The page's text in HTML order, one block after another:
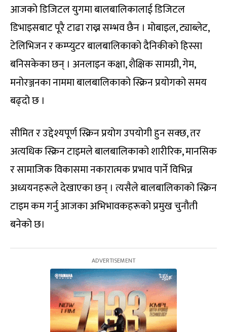
आजको डिजिटल युगमा बालबालिकालाई डिजिटल
डिभाइसबाट पूरै टाढा राख्न सम्भव छैन । मोबाइल, ट्याब्लेट,
टेलिभिजन र कम्प्युटर बालबालिकाको दैनिकीको हिस्सा
बनिसकेका छन् । अनलाइन कक्षा, शैक्षिक सामग्री, गेम,
मनोरञ्जनका नाममा बालबालिकाको स्क्रिन प्रयोगको समय
बढ्दो छ ।
सीमित र उद्देश्यपूर्ण स्क्रिन प्रयोग उपयोगी हुन सक्छ, तर
अत्यधिक स्क्रिन टाइमले बालबालिकाको शारीरिक, मानसिक
र सामाजिक विकासमा नकारात्मक प्रभाव पार्ने विभिन्न
अध्ययनहरूले देखाएका छन् । त्यसैले बालबालिकाको स्क्रिन
टाइम कम गर्नु आजका अभिभावकहरूको प्रमुख चुनौती
बनेको छ।